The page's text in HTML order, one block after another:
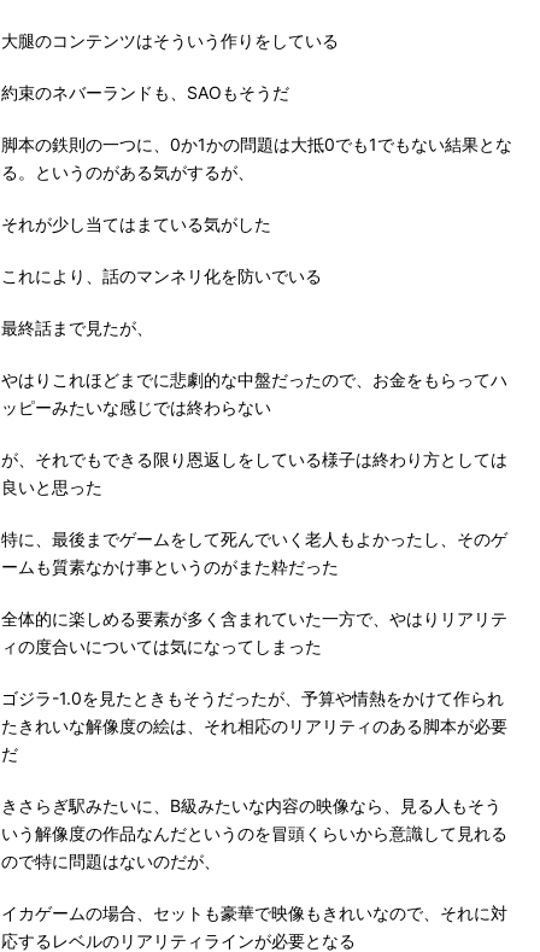
大腿のコンテンツはそういう作りをしている
約束のネバーランドも、SAOもそうだ
脚本の鉄則の一つに、0か1かの問題は大抵0でも1でもない結果とな
る。というのがある気がするが、
それが少し当てはまている気がした
これにより、話のマンネリ化を防いでいる
最終話まで見たが、
やはりこれほどまでに悲劇的な中盤だったので、お金をもらってハ
ッピーみたいな感じでは終わらない
が、それでもできる限り恩返しをしている様子は終わり方としては
良いと思った
特に、最後までゲームをして死んでいく老人もよかったし、そのゲ
ームも質素なかけ事というのがまた粋だった
全体的に楽しめる要素が多く含まれていた一方で、やはりリアリテ
ィの度合いについては気になってしまった
ゴジラ-1.0を見たときもそうだったが、予算や情熱をかけて作られ
たきれいな解像度の絵は、それ相応のリアリティのある脚本が必要
だ
きさらぎ駅みたいに、B級みたいな内容の映像なら、見る人もそう
いう解像度の作品なんだというのを冒頭くらいから意識して見れる
ので特に問題はないのだが、
イカゲームの場合、セットも豪華で映像もきれいなので、それに対
応するレベルのリアリティラインが必要となる